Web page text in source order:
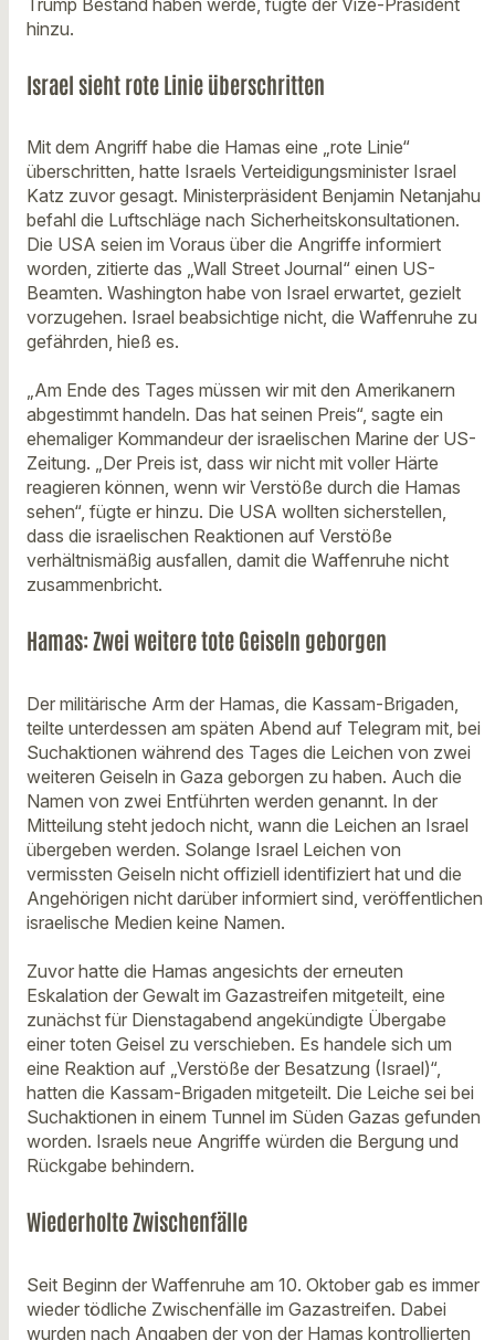
hinzu.
Israel sieht rote Linie überschritten
Mit dem Angriff habe die Hamas eine „rote Linie“
überschritten, hatte Israels Verteidigungsminister Israel
Katz zuvor gesagt. Ministerpräsident Benjamin Netanjahu
befahl die Luftschläge nach Sicherheitskonsultationen.
Die USA seien im Voraus über die Angriffe informiert
worden, zitierte das „Wall Street Journal“ einen US-
Beamten. Washington habe von Israel erwartet, gezielt
vorzugehen. Israel beabsichtige nicht, die Waffenruhe zu
gefährden, hieß es.
„Am Ende des Tages müssen wir mit den Amerikanern
abgestimmt handeln. Das hat seinen Preis“, sagte ein
ehemaliger Kommandeur der israelischen Marine der US-
Zeitung. „Der Preis ist, dass wir nicht mit voller Härte
reagieren können, wenn wir Verstöße durch die Hamas
sehen“, fügte er hinzu. Die USA wollten sicherstellen,
dass die israelischen Reaktionen auf Verstöße
verhältnismäßig ausfallen, damit die Waffenruhe nicht
zusammenbricht.
Hamas: Zwei weitere tote Geiseln geborgen
Der militärische Arm der Hamas, die Kassam-Brigaden,
teilte unterdessen am späten Abend auf Telegram mit, bei
Suchaktionen während des Tages die Leichen von zwei
weiteren Geiseln in Gaza geborgen zu haben. Auch die
Namen von zwei Entführten werden genannt. In der
Mitteilung steht jedoch nicht, wann die Leichen an Israel
übergeben werden. Solange Israel Leichen von
vermissten Geiseln nicht offiziell identifiziert hat und die
Angehörigen nicht darüber informiert sind, veröffentlichen
israelische Medien keine Namen.
Zuvor hatte die Hamas angesichts der erneuten
Eskalation der Gewalt im Gazastreifen mitgeteilt, eine
zunächst für Dienstagabend angekündigte Übergabe
einer toten Geisel zu verschieben. Es handele sich um
eine Reaktion auf „Verstöße der Besatzung (Israel)“,
hatten die Kassam-Brigaden mitgeteilt. Die Leiche sei bei
Suchaktionen in einem Tunnel im Süden Gazas gefunden
worden. Israels neue Angriffe würden die Bergung und
Rückgabe behindern.
Wiederholte Zwischenfälle
Seit Beginn der Waffenruhe am 10. Oktober gab es immer
wieder tödliche Zwischenfälle im Gazastreifen. Dabei
wurden nach Angaben der von der Hamas kontrollierten